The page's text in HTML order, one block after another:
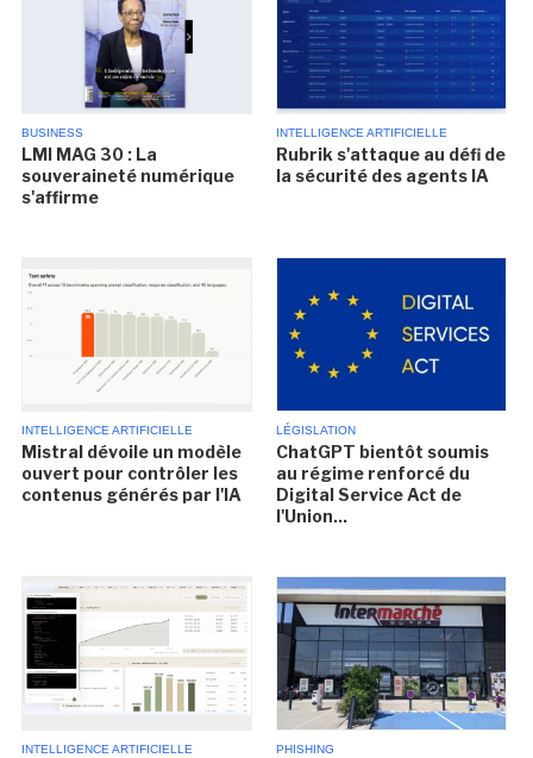
BUSINESS
LMI MAG 30 : La
souveraineté numérique
s'affirme
INTELLIGENCE ARTIFICIELLE
Rubrik s'attaque au défi de
la sécurité des agents IA
INTELLIGENCE ARTIFICIELLE
Mistral dévoile un modèle
ouvert pour contrôler les
contenus générés par l'IA
LÉGISLATION
ChatGPT bientôt soumis
au régime renforcé du
Digital Service Act de
l'Union...
INTELLIGENCE ARTIFICIELLE PHISHING